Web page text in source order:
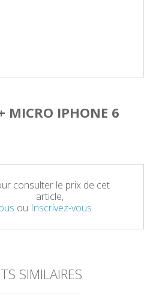
MICRO IPHONE 6
consulter le prix de cet
article,
ou Inscrivez-vous
SIMILAIRES